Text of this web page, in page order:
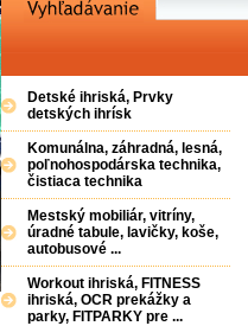
Detské ihriská, Prvky
detských ihrísk
Komunálna, záhradná, lesná,
poľnohospodárska technika,
čistiaca technika
Mestský mobiliár, vitríny,
úradné tabule, lavičky, koše,
autobusové ...
Workout ihriská, FITNESS
ihriská, OCR prekážky a
parky, FITPARKY pre ...